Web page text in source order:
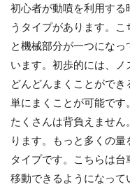
初心者が動噴を利用する
うタイプがあります。
と機械部分が一つにな
います。初歩的には、
どんどんまくことがで
単にまくことが可能です
たくさんは背負えませ
ります。もっと多くの
タイプです。こちらは
移動できるようになっ